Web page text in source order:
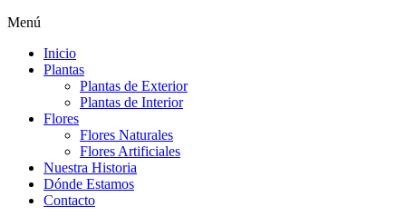
Menú
Inicio
Plantas
Plantas de Exterior
Plantas de Interior
Flores
Flores Naturales
Flores Artificiales
Nuestra Historia
Dónde Estamos
Contacto